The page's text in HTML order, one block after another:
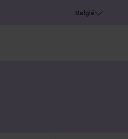
België